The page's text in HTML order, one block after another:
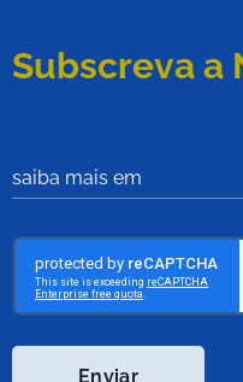
Subscreva
saiba mais em
Enviar